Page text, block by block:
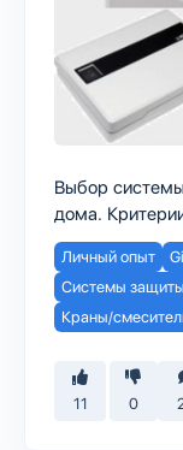
Выбор
дома.
Личный опыт
Системы
Краны/
11 0